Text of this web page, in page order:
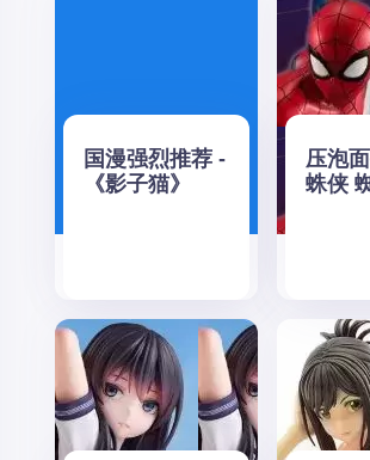
国漫强烈推荐 -
《影子猫》
压泡
蛛侠